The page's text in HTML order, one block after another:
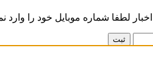
لطفا شماره موبایل خود را وارد
ثبت